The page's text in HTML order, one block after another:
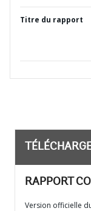
Titre du rapport
RAPPORT
Version officielle